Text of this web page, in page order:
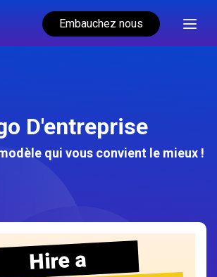
Embauchez nous
D'entreprise
qui vous convient le mieux !
Hire a